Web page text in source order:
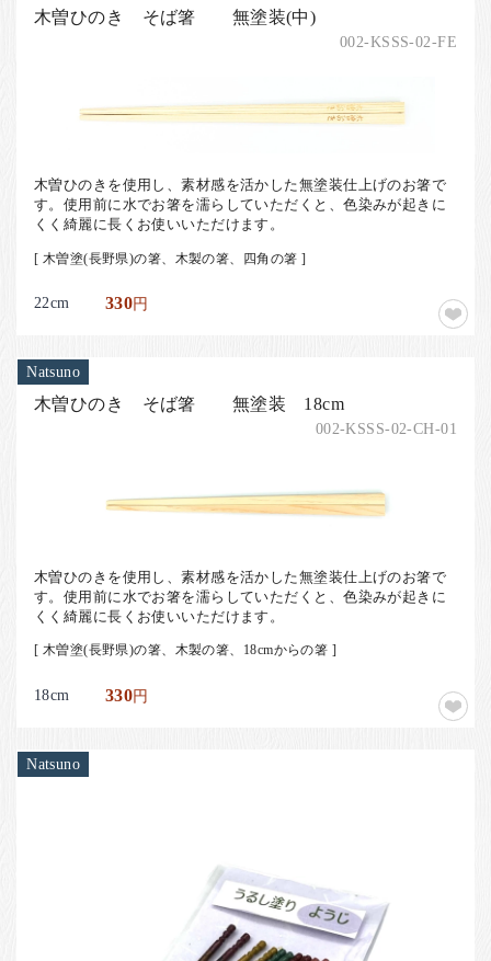
木曽ひのき そば箸 無塗装(中)
002-KSSS-02-FE
木曽ひのきを使用し、素材感を活かした無塗装仕上げのお箸で
す。使用前に水でお箸を濡らしていただくと、色染みが起きに
くく綺麗に長くお使いいただけます。
[ 木曽塗(長野県)の箸、木製の箸、四角の箸 ]
22cm 330円
Natsuno
木曽ひのき そば箸 無塗装 18cm
002-KSSS-02-CH-01
木曽ひのきを使用し、素材感を活かした無塗装仕上げのお箸で
す。使用前に水でお箸を濡らしていただくと、色染みが起きに
くく綺麗に長くお使いいただけます。
[ 木曽塗(長野県)の箸、木製の箸、18cmからの箸 ]
18cm 330円
Natsuno